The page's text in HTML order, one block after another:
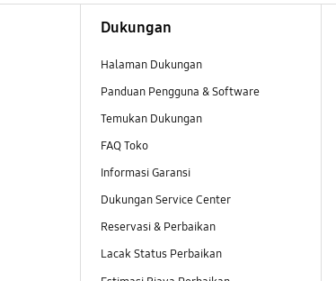
Dukungan
Halaman Dukungan
Panduan Pengguna & Software
Temukan Dukungan
FAQ Toko
Informasi Garansi
Dukungan Service Center
Reservasi & Perbaikan
Lacak Status Perbaikan